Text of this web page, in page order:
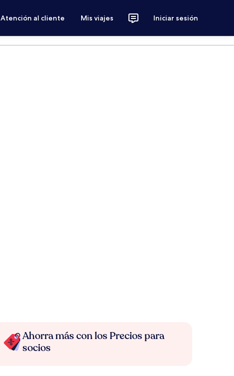
Atención al cliente Mis viajes Iniciar sesión
Ahorra más con los Precios para
socios